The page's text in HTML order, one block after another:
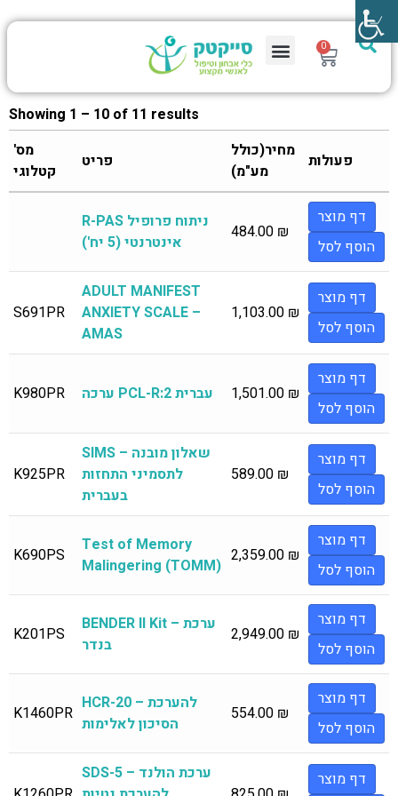
0
Showing 1 – 10 of 11 results
מס'
קטלוגי
פריט
מחיר(כולל
מע"מ)
פעולות
R-PAS ניתוח פרופיל
אינטרנטי (5 יח')
484.00 ₪
דף מוצר
הוסף לסל
S691PR
ADULT MANIFEST
ANXIETY SCALE –
AMAS
1,103.00 ₪
דף מוצר
הוסף לסל
K980PR ערכה PCL-R:2 עברית 1,501.00 ₪
דף מוצר
הוסף לסל
K925PR
SIMS – שאלון מובנה
לתסמיני התחזות
בעברית
589.00 ₪
דף מוצר
הוסף לסל
K690PS
Test of Memory
Malingering (TOMM) 2,359.00 ₪
דף מוצר
הוסף לסל
K201PS
BENDER II Kit – ערכת
בנדר
2,949.00 ₪
דף מוצר
הוסף לסל
K1460PR HCR-20 – להערכת
הסיכון לאלימות
554.00 ₪
דף מוצר
הוסף לסל
SDS-5 – ערכת הולנד
דף מוצר